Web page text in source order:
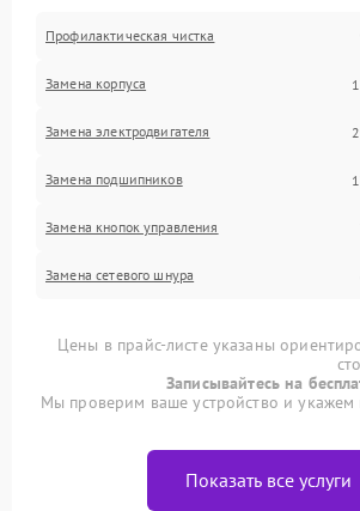
Профилактическая чистка
Замена корпуса
Замена электродвигателя
Замена подшипников
Замена кнопок управления
Замена сетевого шнура
Цены в прайс-листе указаны
Записывайтесь на
Мы проверим ваше устройство и укажем
Показать все услуги